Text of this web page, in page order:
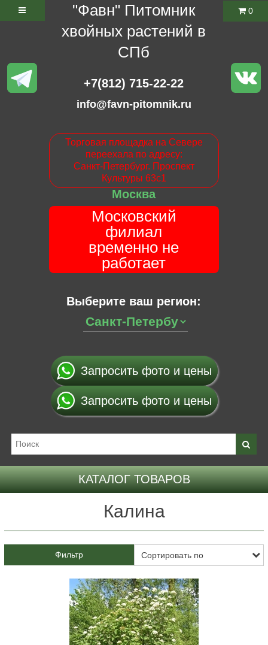
"Фавн" Питомник
хвойных растений в
СПб
+7(812) 715-22-22
info@favn-pitomnik.ru
Торговая площадка на Севере
переехала по адресу:
Санкт-Петербург. Проспект
Культуры 63с1
Москва
Московский
филиал
временно не
работает
Выберите ваш регион:
0
Запросить фото и цены
Запросить фото и цены
КАТАЛОГ ТОВАРОВ
Калина
Фильтр